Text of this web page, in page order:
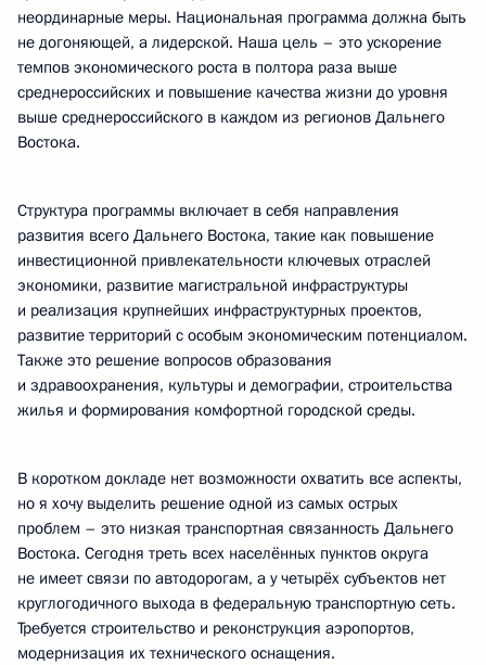
неординарные меры. Национальная программа должна быть
не догоняющей, а лидерской. Наша цель – это ускорение
темпов экономического роста в полтора раза выше
среднероссийских и повышение качества жизни до уровня
выше среднероссийского в каждом из регионов Дальнего
Востока.
Структура программы включает в себя направления
развития всего Дальнего Востока, такие как повышение
инвестиционной привлекательности ключевых отраслей
экономики, развитие магистральной инфраструктуры
и реализация крупнейших инфраструктурных проектов,
развитие территорий с особым экономическим потенциалом.
Также это решение вопросов образования
и здравоохранения, культуры и демографии, строительства
жилья и формирования комфортной городской среды.
В коротком докладе нет возможности охватить все аспекты,
но я хочу выделить решение одной из самых острых
проблем – это низкая транспортная связанность Дальнего
Востока. Сегодня треть всех населённых пунктов округа
не имеет связи по автодорогам, а у четырёх субъектов нет
круглогодичного выхода в федеральную транспортную сеть.
Требуется строительство и реконструкция аэропортов,
модернизация их технического оснащения.